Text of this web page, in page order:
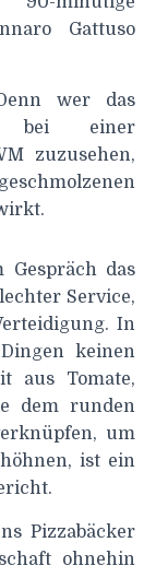
Gattuso
wer das
bei einer
zuzusehen,
das
Service,
In
keinen
aus Tomate,
dem runden
um
ist ein
Pizzabäcker
ohnehin